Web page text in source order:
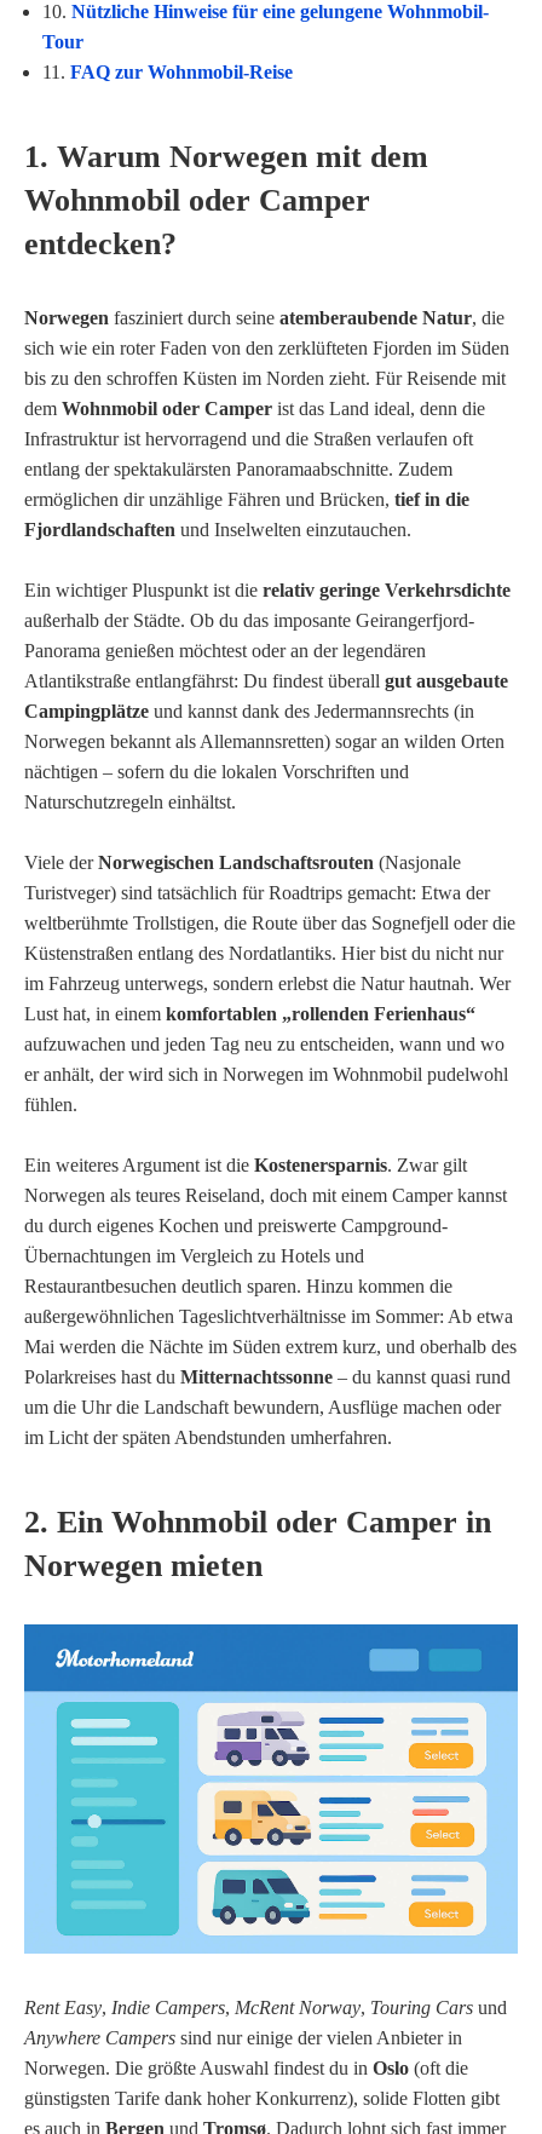
10. Nützliche Hinweise für eine gelungene Wohnmobil-
Tour
11. FAQ zur Wohnmobil-Reise
1. Warum Norwegen mit dem
Wohnmobil oder Camper
entdecken?
Norwegen fasziniert durch seine atemberaubende Natur, die
sich wie ein roter Faden von den zerklüfteten Fjorden im Süden
bis zu den schroffen Küsten im Norden zieht. Für Reisende mit
dem Wohnmobil oder Camper ist das Land ideal, denn die
Infrastruktur ist hervorragend und die Straßen verlaufen oft
entlang der spektakulärsten Panoramaabschnitte. Zudem
ermöglichen dir unzählige Fähren und Brücken, tief in die
Fjordlandschaften und Inselwelten einzutauchen.
Ein wichtiger Pluspunkt ist die relativ geringe Verkehrsdichte
außerhalb der Städte. Ob du das imposante Geirangerfjord-
Panorama genießen möchtest oder an der legendären
Atlantikstraße entlangfährst: Du findest überall gut ausgebaute
Campingplätze und kannst dank des Jedermannsrechts (in
Norwegen bekannt als Allemannsretten) sogar an wilden Orten
nächtigen – sofern du die lokalen Vorschriften und
Naturschutzregeln einhältst.
Viele derNorwegischen Landschaftsrouten (Nasjonale
Turistveger) sind tatsächlich für Roadtrips gemacht: Etwa der
weltberühmte Trollstigen, die Route über das Sognefjell oder die
Küstenstraßen entlang des Nordatlantiks. Hier bist du nicht nur
im Fahrzeug unterwegs, sondern erlebst die Natur hautnah. Wer
Lust hat, in einem komfortablen „rollenden Ferienhaus“
aufzuwachen und jeden Tag neu zu entscheiden, wann und wo
er anhält, der wird sich in Norwegen im Wohnmobil pudelwohl
fühlen.
Ein weiteres Argument ist die Kostenersparnis. Zwar gilt
Norwegen als teures Reiseland, doch mit einem Camper kannst
du durch eigenes Kochen und preiswerte Campground-
Übernachtungen im Vergleich zu Hotels und
Restaurantbesuchen deutlich sparen. Hinzu kommen die
außergewöhnlichen Tageslichtverhältnisse im Sommer: Ab etwa
Mai werden die Nächte im Süden extrem kurz, und oberhalb des
Polarkreises hast du Mitternachtssonne – du kannst quasi rund
um die Uhr die Landschaft bewundern, Ausflüge machen oder
im Licht der späten Abendstunden umherfahren.
2. Ein Wohnmobil oder Camper in
Norwegen mieten
Rent Easy, Indie Campers, McRent Norway, Touring Cars und
Anywhere Campers sind nur einige der vielen Anbieter in
Norwegen. Die größte Auswahl findest du in Oslo (oft die
günstigsten Tarife dank hoher Konkurrenz), solide Flotten gibt
es auch in Bergen und Tromsø. Dadurch lohnt sich fast immer